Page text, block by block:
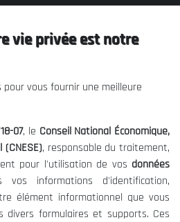
prions de nous
l'accès à ce
est restreint.
vie privée est notre
pour vous fournir une meilleure
07, le Conseil National Économique,
, responsable du traitement,
pour l'utilisation de vos données
informations d'identification,
élément informationnel que vous
divers formulaires et supports. Ces